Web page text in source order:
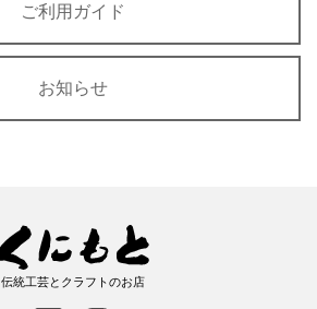
ご利用ガイド
お知らせ
伝統工芸とクラフトのお店